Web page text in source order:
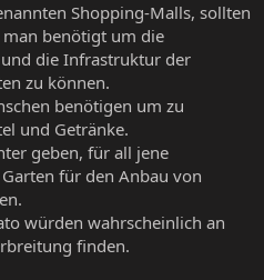
Shopping-Malls, sollten
man benötigt um die
die Infrastruktur der
zu können.
benötigen um zu
und Getränke.
geben, für all jene
für den Anbau von
würden wahrscheinlich an
finden.